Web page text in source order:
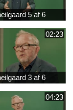
5 af 6
02:23
3 af 6
04:23